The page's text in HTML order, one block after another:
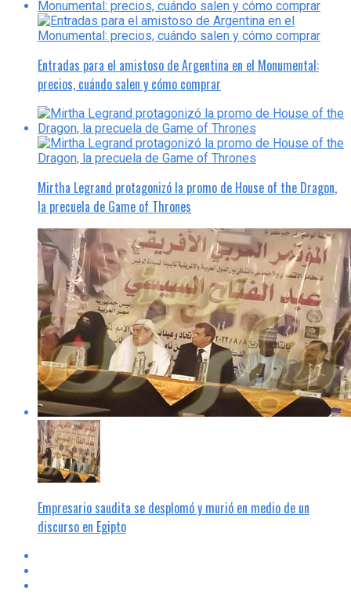
Entradas para el amistoso de Argentina en el Monumental:
precios, cuándo salen y cómo comprar
Mirtha Legrand protagonizó la promo de House of the Dragon,
la precuela de Game of Thrones
Empresario saudita se desplomó y murió en medio de un
discurso en Egipto